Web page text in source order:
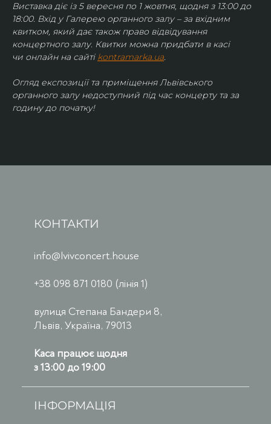
Виставка діє із 5 вересня по 1 жовтня, щодня з 13:00 до
18:00. Вхід у Галерею органного залу – за вхідним
квитком, який дає також право відвідування
концертного залу. Квитки можна придбати в касі
чи онлайн на сайті kontramarka.ua.
Огляд експозиції та приміщення Львівського
органного залу недоступний під час концерту та за
годину до початку!
КОНТАКТИ
info@lvivconcert.house
+38 098 871 0180 (лінія 1)
вулиця Степана Бандери 8,
Львів, Україна, 79013
Каса працює щодня
з 13:00 до 19:00
ІНФОРМАЦІЯ